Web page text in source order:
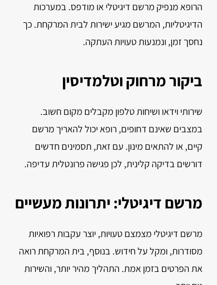
הרופא מנפיק מרשם דיגיטלי או מודפס. במערכות
הדיגיטליות, המרשם מגיע ישירות לבית המרקחת. כך
נחסך זמן, ונמנעות טעויות העתקה.
ביקור מרחוק וטלמדיסין
שירותי וידאו ושיחות טלפון מקבלים מקום חשוב.
במצבים שאינם דחופים, רופא יכול להאריך מרשם
קיים, או להתאים מינון. עם זאת, תסמינים חדשים
דורשים בדיקה קלינית, לכן פגישה פרונטלית עדיפה.
מרשם דיגיטלי: יתרונות מעשיים
מרשם דיגיטלי מצמצם טעויות, יוצר עקבות רפואיות
מסודרות, ומקל על חידוש. בנוסף, בית המרקחת רואה
את הפרטים בזמן אמת. התהליך מהיר יותר, והשירות